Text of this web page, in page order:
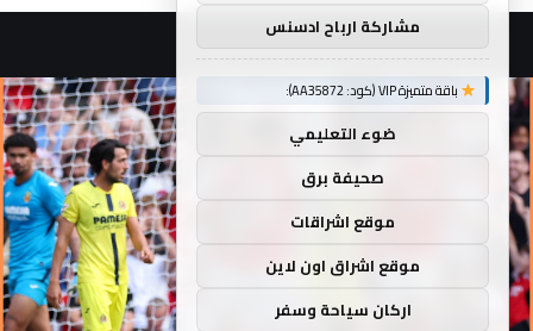
مشاركة ارباح ادسنس
باقة متميزة VIP (كود: AA35872):
ضوء التعليمي
صحيفة برق
موقع اشراقات
موقع اشراق اون لاين
اركان سياحة وسفر